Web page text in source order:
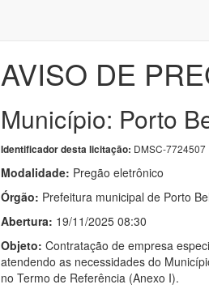
AVISO DE
Município: Porto
Identificador desta licitação: DMSC-7724507
Modalidade: Pregão eletrônico
Órgão: Prefeitura municipal de Porto
Abertura: 19/11/2025 08:30
Objeto: Contratação de empresa
atendendo as necessidades do
no Termo de Referência (Anexo I).